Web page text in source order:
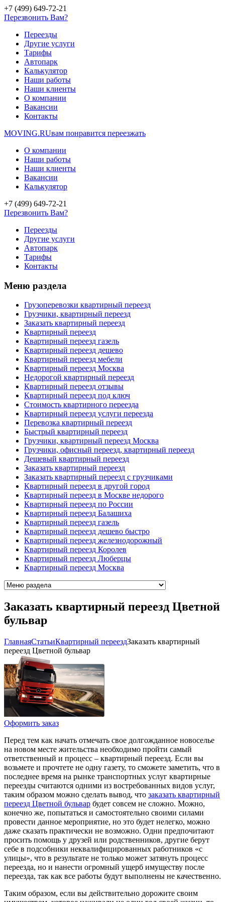
+7 (499) 649-72-21
Перезвонить Вам?
Переезды
Другие услуги
Тарифы
Автопарк
Калькулятор
Наши работы
Наши клиенты
О компании
Вакансии
Контакты
MOVING.RUвам понравится переезжать
О компании
Наши работы
Наши клиенты
Вакансии
Калькулятор
+7 (499) 649-72-21
Перезвонить Вам?
Переезды
Другие услуги
Автопарк
Тарифы
Контакты
Меню раздела
Грузоперевозки квартирный переезд
Грузчики, квартирный переезд
Заказать квартирный переезд
Квартирный переезд
Квартирный переезд газель
Квартирный переезд дешево
Квартирный переезд мебели
Квартирный переезд Москва
Недорогой квартирный переезд
Квартирный переезд отзывы
Квартирный переезд под ключ
Стоимость квартирного переезда
Квартирный переезд услуги переезда
Перевозка квартирный переезд
Быстрый квартирный переезд
Грузчики, квартирный переезд Москва
Грузчики, офисный переезд, квартирный переезд
Дешевый квартирный переезд
Заказать квартирный переезд
Заказать квартирный переезд с грузчиками
Квартирный переезд в другой город
Квартирный переезд в Москве недорого
Квартирный переезд по России
Квартирный переезд Балашиха
Квартирный переезд газель
Квартирный переезд дешево быстро
Квартирный переезд железнодорожный
Квартирный переезд Королев
Квартирный переезд Люберцы
Квартирный переезд Москва
Заказать квартирный переезд Цветной
бульвар
ГлавнаяCтатьиКвартирный переездЗаказать квартирный
переезд Цветной бульвар
Оформить заказ
Перед тем как начать отмечать свое долгожданное новоселье
на новом месте жительства необходимо пройти самый
ответственный и процесс – квартирный переезд. Если вы
возьмете и прочтете не одну газету, то сможете заметить, что в
последнее время на рынке транспортных услуг квартирные
переезды считаются одними из востребованных видов услуг,
таким образом можно сделать вывод, что заказать квартирный
переезд Цветной бульвар будет совсем не сложно. Можно,
конечно же, попытаться и самостоятельно своими силами
провести данное мероприятие, но это будет нелегко, можно
даже сказать практически не возможно. Одни предпочитают
просить помощь у друзей или родственников, другие берут
себе в подсобники неквалифицированных работников «с
улицы», что в результате не только может затянуть процесс
переезда, но и нанести огромный ущерб имуществу после
переезда, так как все работы будут выполнены не качественно.
Таким образом, если вы действительно дорожите своим